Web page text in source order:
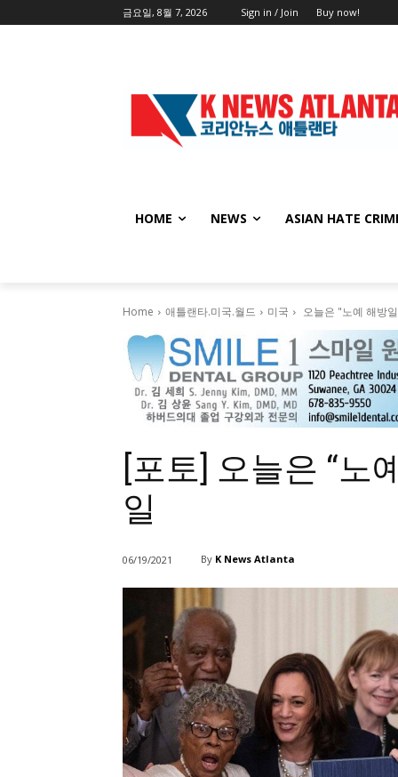
금요일, 8월 7, 2026 Sign in / Join Buy now!
HOME NEWS ASIAN HATE
Home 애틀랜타.미국.월드 미국 오늘은 "노예 해방
[포토] 오늘은 “노
일
06/19/2021 By K News Atlanta